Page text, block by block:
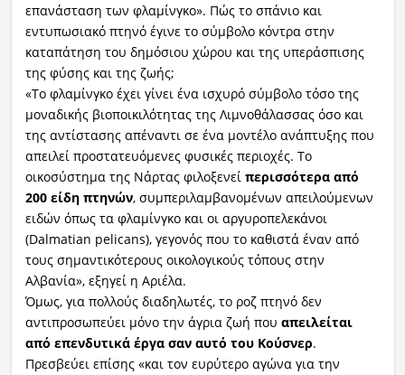
επανάσταση των φλαμίνγκο». Πώς το σπάνιο και
εντυπωσιακό πτηνό έγινε το σύμβολο κόντρα στην
καταπάτηση του δημόσιου χώρου και της υπεράσπισης
της φύσης και της ζωής;
«Το φλαμίνγκο έχει γίνει ένα ισχυρό σύμβολο τόσο της
μοναδικής βιοποικιλότητας της Λιμνοθάλασσας όσο και
της αντίστασης απέναντι σε ένα μοντέλο ανάπτυξης που
απειλεί προστατευόμενες φυσικές περιοχές. Το
οικοσύστημα της Νάρτας φιλοξενεί περισσότερα από
200 είδη πτηνών, συμπεριλαμβανομένων απειλούμενων
ειδών όπως τα φλαμίνγκο και οι αργυροπελεκάνοι
(Dalmatian pelicans), γεγονός που το καθιστά έναν από
τους σημαντικότερους οικολογικούς τόπους στην
Αλβανία», εξηγεί η Αριέλα.
Όμως, για πολλούς διαδηλωτές, το ροζ πτηνό δεν
αντιπροσωπεύει μόνο την άγρια ζωή που απειλείται
από επενδυτικά έργα σαν αυτό του Κούσνερ.
Πρεσβεύει επίσης «και τον ευρύτερο αγώνα για την